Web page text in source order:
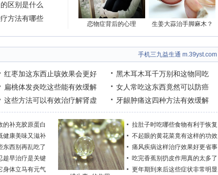
区别是什么
方法有哪些
恋物症背后的心理 生姜大蒜治手脚麻木？
手机三九益生通 m.39yst.com
红枣加这东西止咳效果会更好
扁桃体发炎吃这些能有效缓解
这些方法可以有效治疗解肾虚
黑木耳木耳千万别和这物同吃
女人常吃这东西竟然可以防癌
牙龈肿痛这四种方法有效缓解
的补充胶原蛋白
健康美味又滋补
东西别再乱吃了
趁早治疗是关键
身体立马有元气
拉肚子时吃哪些食物有利于恢复
不起眼的黄花菜竟有这样的功效
痛风疾病这样治疗效果好更省事
吃完香蕉别扔皮作用真的太多了
更年期到来后这些症状非常明显